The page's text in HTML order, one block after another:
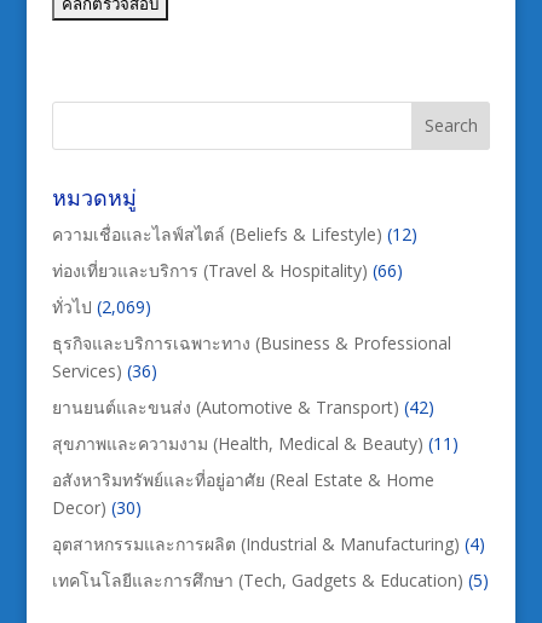
หมวดหมู่
ความเชื่อและไลฟ์สไตล์ (Beliefs & Lifestyle) (12)
ท่องเที่ยวและบริการ (Travel & Hospitality) (66)
ทั่วไป (2,069)
ธุรกิจและบริการเฉพาะทาง (Business & Professional
Services) (36)
ยานยนต์และขนส่ง (Automotive & Transport) (42)
สุขภาพและความงาม (Health, Medical & Beauty) (11)
อสังหาริมทรัพย์และที่อยู่อาศัย (Real Estate & Home
Decor) (30)
อุตสาหกรรมและการผลิต (Industrial & Manufacturing) (4)
เทคโนโลยีและการศึกษา (Tech, Gadgets & Education) (5)